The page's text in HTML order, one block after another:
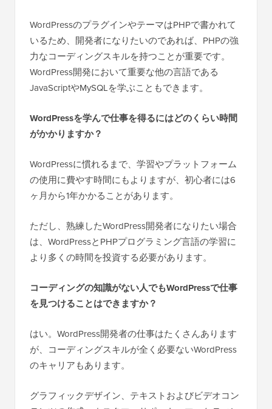
WordPressのプラグインやテーマはPHPで書かれて
いるため、開発者になりたいのであれば、PHPの強
力なコーディングスキルを持つことが重要です。
WordPress開発において重要な他の言語である
JavaScriptやMySQLを学ぶこともできます。
WordPressを学んで仕事を得るにはどのくらい時間
がかかりますか？
WordPressに慣れるまで、学習やプラットフォーム
の使用に費やす時間にもよりますが、初心者には6
ヶ月から1年かかることがあります。
ただし、熟練したWordPress開発者になりたい場合
は、WordPressとPHPプログラミング言語の学習に
より多くの時間を投資する必要があります。
コーディングの知識がない人でもWordPressで仕事
を見つけることはできますか？
はい。WordPress開発者の仕事はたくさんあります
が、コーディングスキルが全く必要ないWordPress
のキャリアもあります。
グラフィックデザイン、テキストおよびビデオコン